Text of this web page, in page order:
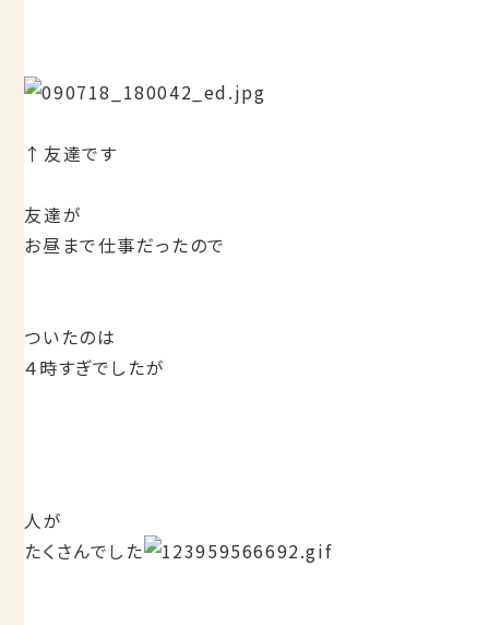
↑友達です
友達が
お昼まで仕事だったので
ついたのは
４時すぎでしたが
人が
たくさんでした